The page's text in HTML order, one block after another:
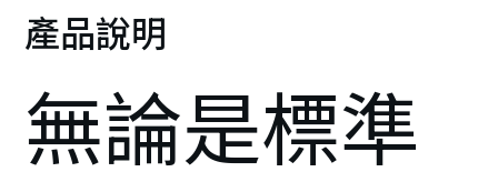
產品說明
無論是標準